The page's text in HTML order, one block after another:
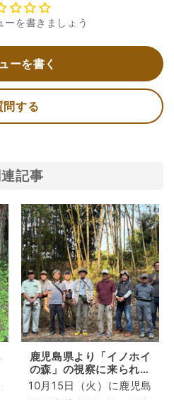
ーを書きましょう
ーを書く
問する
記事
鹿児島県より「イノホイ
の森」の視察に来られま
した。
10月15日（火）に鹿児島